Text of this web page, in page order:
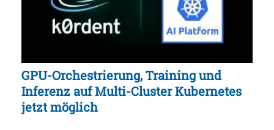
GPU-Orchestrierung, Training und
Inferenz auf Multi-Cluster Kubernetes
jetzt möglich